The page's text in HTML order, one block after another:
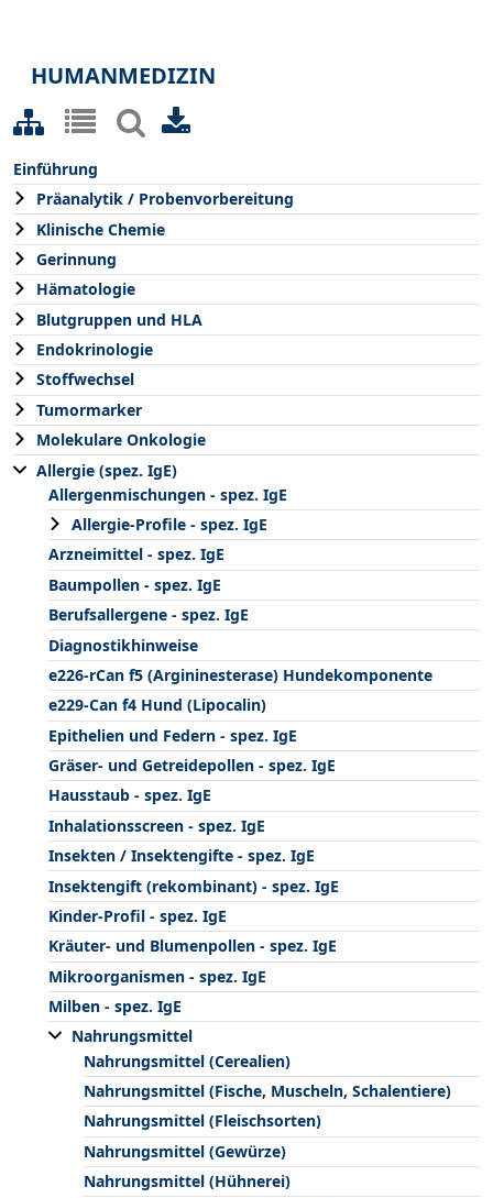
HUMANMEDIZIN
Einführung
Präanalytik / Probenvorbereitung
Klinische Chemie
Gerinnung
Hämatologie
Blutgruppen und HLA
Endokrinologie
Stoffwechsel
Tumormarker
Molekulare Onkologie
Allergie (spez. IgE)
Allergenmischungen - spez. IgE
Allergie-Profile - spez. IgE
Arzneimittel - spez. IgE
Baumpollen - spez. IgE
Berufsallergene - spez. IgE
Diagnostikhinweise
e226-rCan f5 (Argininesterase) Hundekomponente
e229-Can f4 Hund (Lipocalin)
Epithelien und Federn - spez. IgE
Gräser- und Getreidepollen - spez. IgE
Hausstaub - spez. IgE
Inhalationsscreen - spez. IgE
Insekten / Insektengifte - spez. IgE
Insektengift (rekombinant) - spez. IgE
Kinder-Profil - spez. IgE
Kräuter- und Blumenpollen - spez. IgE
Mikroorganismen - spez. IgE
Milben - spez. IgE
Nahrungsmittel
Nahrungsmittel (Cerealien)
Nahrungsmittel (Fische, Muscheln, Schalentiere)
Nahrungsmittel (Fleischsorten)
Nahrungsmittel (Gewürze)
Nahrungsmittel (Hühnerei)